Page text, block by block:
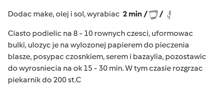
Dodac make, olej i sol, wyrabiac 2 min / /
Ciasto podielic na 8 - 10 rownych czesci, uformowac
bulki, ulozyc je na wylozonej papierem do pieczenia
blasze, posypac czosnkiem, serem i bazaylia, pozostawic
do wyrosniecia na ok 15 - 30 min. W tym czasie rozgrzac
piekarnik do 200 st.C